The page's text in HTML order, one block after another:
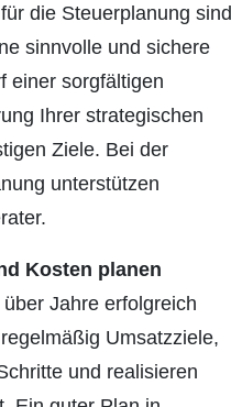
die Steuerplanung sind
sinnvolle und sichere
einer sorgfältigen
Ihrer strategischen
Ziele. Bei der
unterstützen
Kosten planen
Jahre erfolgreich
Umsatzziele,
und realisieren